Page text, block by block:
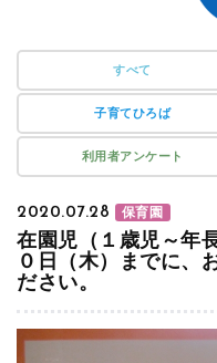
すべて
子育てひろば
利用者アンケート
2020.07.28 保育園
在園児（１歳児～年
０日（木）までに、
ださい。